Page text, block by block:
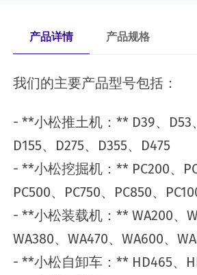
产品详情 产品规格
我们的主要产品型号包括：
- **小松推土机：** D39、D53
D155、D275、D355、D475
- **小松挖掘机：** PC200、
PC500、PC750、PC850、
- **小松装载机：** WA200、
WA380、WA470、WA600、
- **小松自卸车：** HD465、